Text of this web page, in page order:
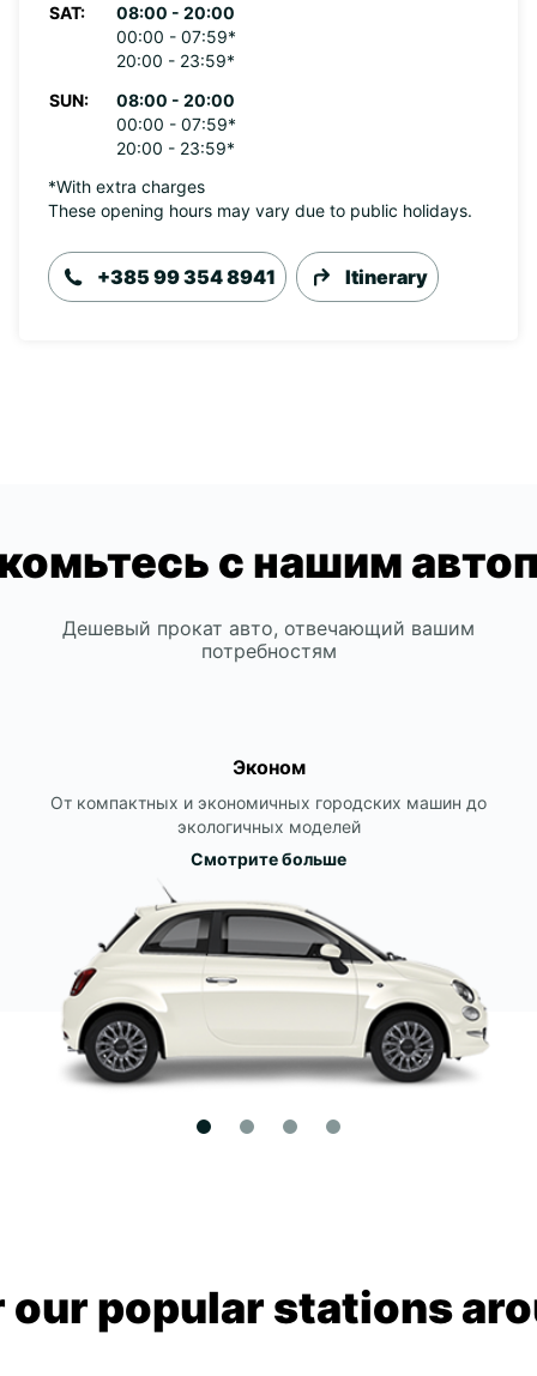
SAT:
08:00 - 20:00
00:00 - 07:59*
20:00 - 23:59*
SUN:
08:00 - 20:00
00:00 - 07:59*
20:00 - 23:59*
*With extra charges
These opening hours may vary due to public holidays.
+385 99 354 8941 Itinerary
с нашим
Дешевый прокат авто, отвечающий вашим
потребностям
Эконом
От компактных и экономичных городских машин до
экологичных моделей
Смотрите больше
our popular stations